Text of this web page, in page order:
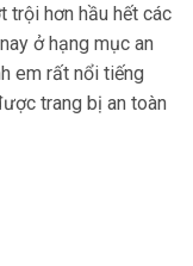
trội hơn hầu hết các
ở hạng mục an
em rất nổi tiếng
trang bị an toàn